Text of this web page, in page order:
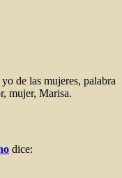
de las mujeres, palabra
mujer, Marisa.
dice: